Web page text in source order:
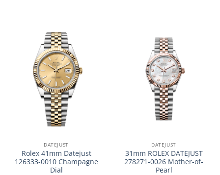
DATEJUST
Rolex 41mm Datejust
126333-0010 Champagne
Dial
DATEJUST
31mm ROLEX DATEJUST
278271-0026 Mother-of-
Pearl